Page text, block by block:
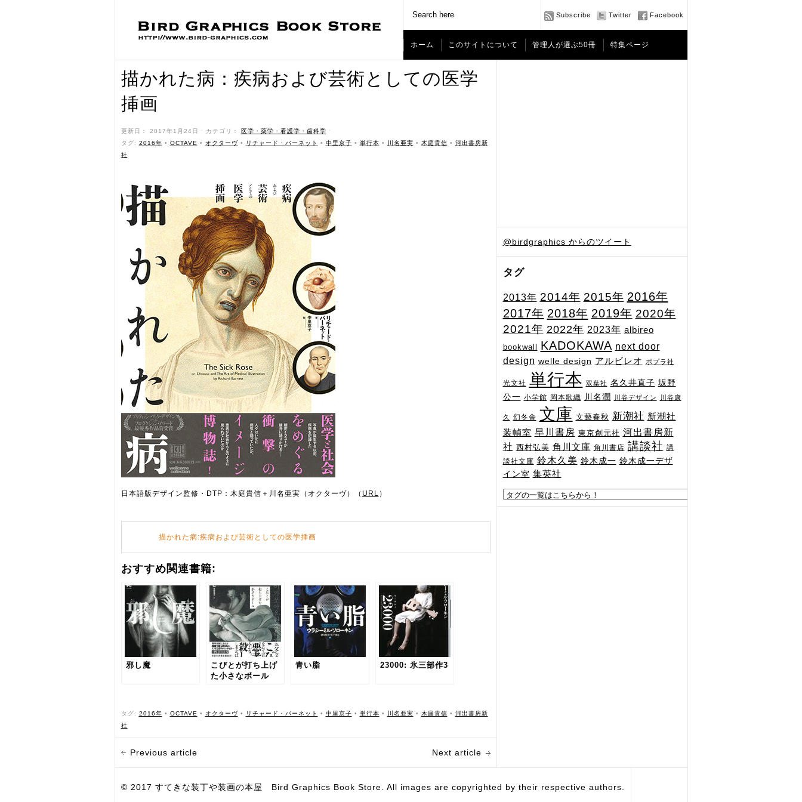
Subscribe Twitter Facebook
ホーム このサイトについて 管理人が選ぶ50冊 特集ページ
@birdgraphics からのツイート
タグ
2013年 2014年 2015年 2016年
2017年 2018年 2019年 2020年
2021年 2022年 2023年 albireo
bookwall KADOKAWA next door
design welle design アルビレオ ポプラ社
光文社 単行本 双葉社 名久井直子 坂野
公一 小学館 岡本歌織 川名潤 川谷デザイン 川谷康
久 幻冬舎 文庫 文藝春秋 新潮社 新潮社
装幀室 早川書房 東京創元社 河出書房新
社 西村弘美 角川文庫 角川書店 講談社 講
談社文庫 鈴木久美 鈴木成一 鈴木成一デザ
イン室 集英社
描かれた病：疾病および芸術としての医学
挿画
更新日： 2017年1月24日 ˑ カテゴリ： 医学・薬学・看護学・歯科学 ˑ
タグ: 2016年 • OCTAVE • オクターヴ• リチャード・バーネット • 中里京子 • 単行本 • 川名亜実 • 木庭貴信 • 河出書房新
社
日本語版デザイン監修・DTP：木庭貴信＋川名亜実（オクターヴ）（ URL ）
描かれた病:疾病および芸術としての医学挿画
おすすめ関連書籍:
邪し魔
こびとが打ち上げ
た小さなボール
青い脂 23000: 氷三部作3
タグ: 2016年 • OCTAVE • オクターヴ• リチャード・バーネット • 中里京子 • 単行本 • 川名亜実 • 木庭貴信 • 河出書房新
社
Previous article Next article
© 2017 すてきな装丁や装画の本屋 Bird Graphics Book Store. All images are copyrighted by their respective authors.